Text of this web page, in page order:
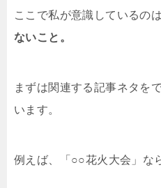
ここで私が意識しているのは
ないこと。
まずは関連する記事ネタを
います。
例えば、「○○花火大会」な